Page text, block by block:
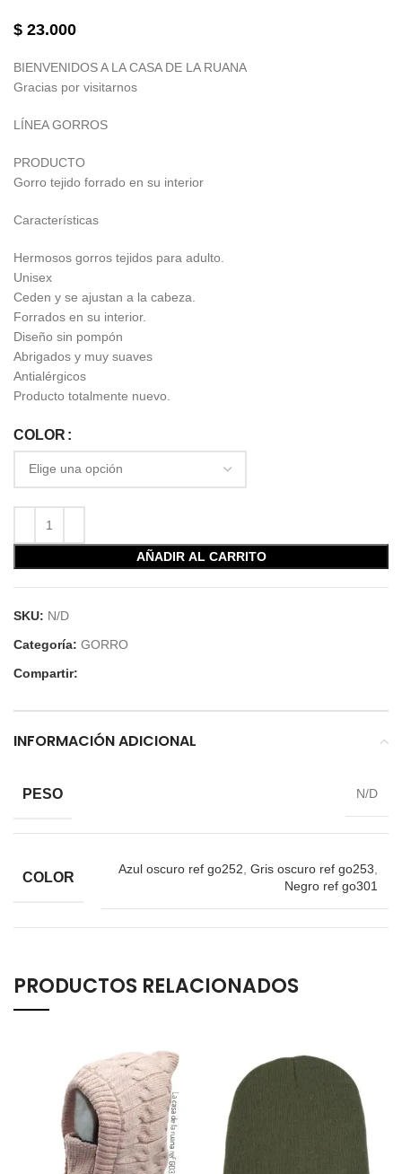
$ 23.000
BIENVENIDOS A LA CASA DE LA RUANA
Gracias por visitarnos
LÍNEA GORROS
PRODUCTO
Gorro tejido forrado en su interior
Características
Hermosos gorros tejidos para adulto.
Unisex
Ceden y se ajustan a la cabeza.
Forrados en su interior.
Diseño sin pompón
Abrigados y muy suaves
Antialérgicos
Producto totalmente nuevo.
COLOR
AÑADIR AL CARRITO
SKU: N/D
Categoría: GORRO
Compartir:
INFORMACIÓN ADICIONAL
PESO N/D
COLOR
Azul oscuro ref go252 Gris oscuro ref go253
Negro ref go301
PRODUCTOS RELACIONADOS